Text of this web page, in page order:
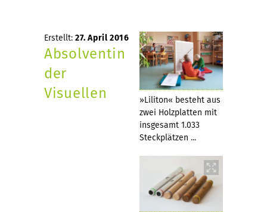
»Liliton« besteht aus
zwei Holzplatten mit
insgesamt 1.033
Steckplätzen ...
Erstellt: 27. April 2016
Absolventin
der
Visuellen